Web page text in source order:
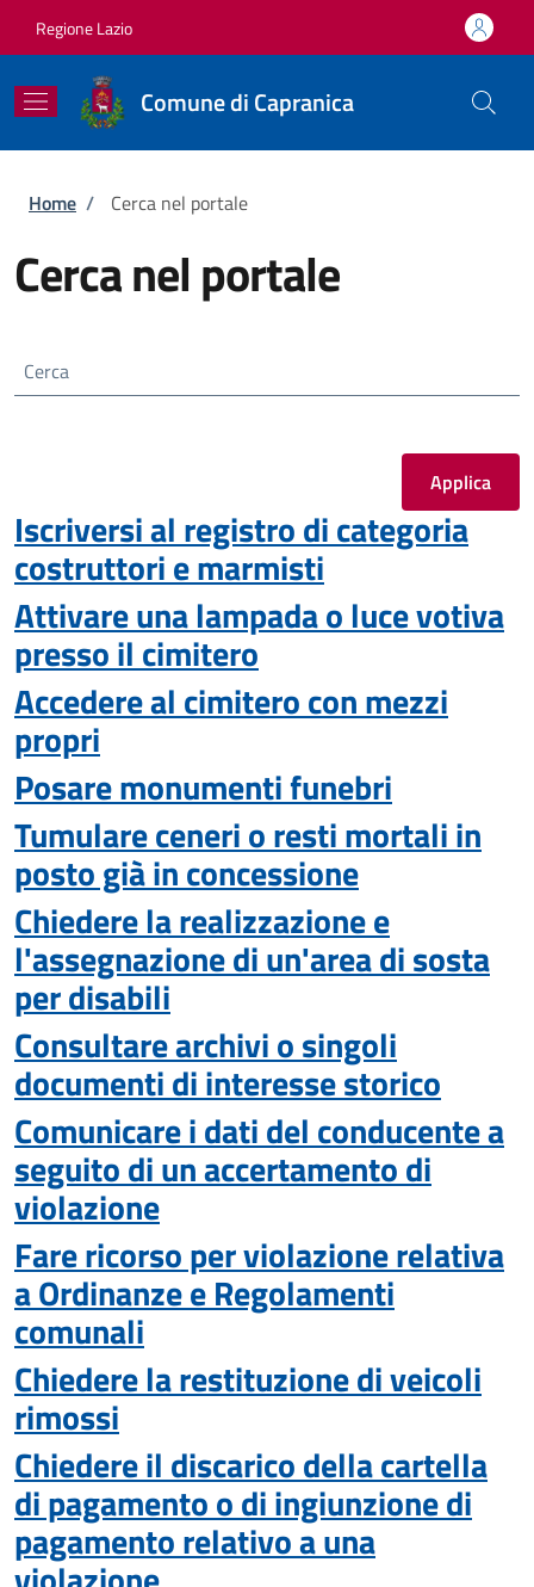
Regione Lazio
Comune di Capranica
Briciole di pane
Home / Cerca nel portale
Cerca nel portale
Cerca
Iscriversi al registro di categoria
costruttori e marmisti
Attivare una lampada o luce votiva
presso il cimitero
Accedere al cimitero con mezzi
propri
Posare monumenti funebri
Tumulare ceneri o resti mortali in
posto già in concessione
Chiedere la realizzazione e
l'assegnazione di un'area di sosta
per disabili
Consultare archivi o singoli
documenti di interesse storico
Comunicare i dati del conducente a
seguito di un accertamento di
violazione
Fare ricorso per violazione relativa
a Ordinanze e Regolamenti
comunali
Chiedere la restituzione di veicoli
rimossi
Chiedere il discarico della cartella
di pagamento o di ingiunzione di
pagamento relativo a una